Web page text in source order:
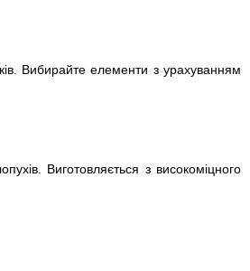
Вибирайте елементи з урахуванням
Виготовляється з високоміцного